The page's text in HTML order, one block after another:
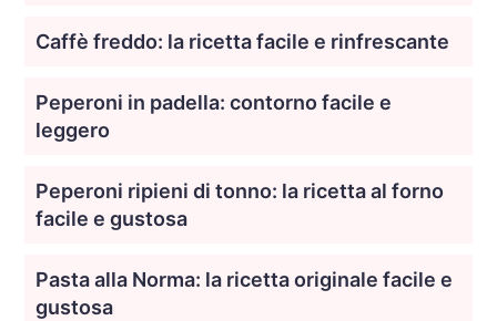
Caffè freddo: la ricetta facile e rinfrescante
Peperoni in padella: contorno facile e
leggero
Peperoni ripieni di tonno: la ricetta al forno
facile e gustosa
Pasta alla Norma: la ricetta originale facile e
gustosa